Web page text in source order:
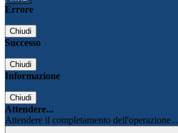
Errore
Chiudi
Successo
Chiudi
Informazione
Chiudi
Attendere...
Attendere il completamento dell'operazione...